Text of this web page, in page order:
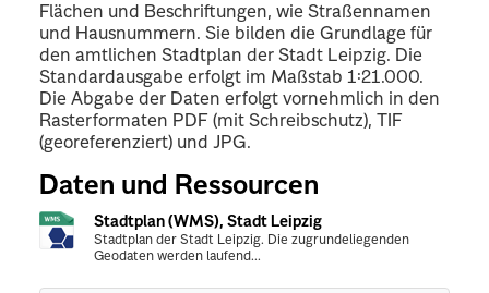
Flächen und Beschriftungen, wie Straßennamen
und Hausnummern. Sie bilden die Grundlage für
den amtlichen Stadtplan der Stadt Leipzig. Die
Standardausgabe erfolgt im Maßstab 1:21.000.
Die Abgabe der Daten erfolgt vornehmlich in den
Rasterformaten PDF (mit Schreibschutz), TIF
(georeferenziert) und JPG.
Daten und Ressourcen
Stadtplan (WMS), Stadt Leipzig
Stadtplan der Stadt Leipzig. Die zugrundeliegenden
Geodaten werden laufend...